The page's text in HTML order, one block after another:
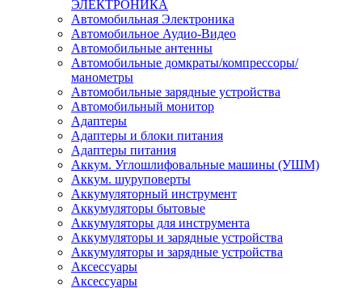
ЭЛЕКТРОНИКА
Автомобильная Электроника
Автомобильное Аудио-Видео
Автомобильные антенны
Автомобильные домкраты/компрессоры/
манометры
Автомобильные зарядные устройства
Автомобильный монитор
Адаптеры
Адаптеры и блоки питания
Адаптеры питания
Аккум. Углошлифовальные машины (УШМ)
Аккум. шуруповерты
Аккумуляторный инструмент
Аккумуляторы бытовые
Аккумуляторы для инструмента
Аккумуляторы и зарядные устройства
Аккумуляторы и зарядные устройства
Аксессуары
Аксессуары